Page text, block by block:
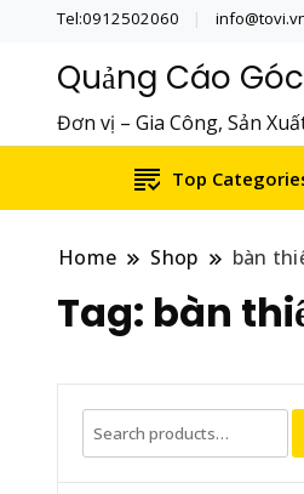
Tel:0912502060
Quảng Cáo
Đơn vị – Gia Công, Sản
Top
Home Shop bàn
Tag: bàn
Search
for: